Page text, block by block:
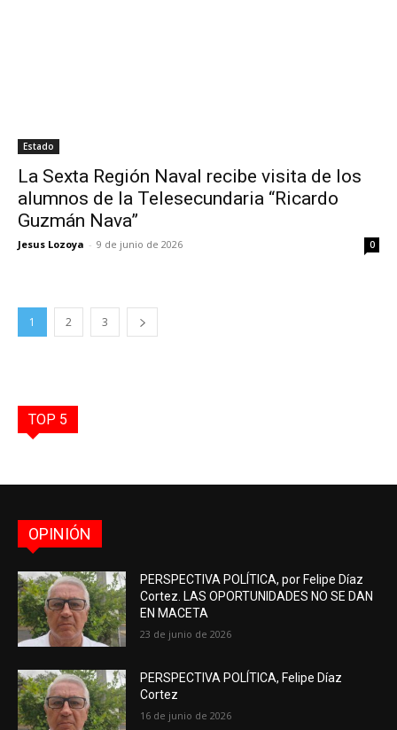
Estado
La Sexta Región Naval recibe visita de los
alumnos de la Telesecundaria “Ricardo
Guzmán Nava”
Jesus Lozoya - 9 de junio de 2026 0
1 2 3
TOP 5
OPINIÓN
PERSPECTIVA POLÍTICA, por Felipe Díaz
Cortez. LAS OPORTUNIDADES NO SE DAN
EN MACETA
23 de junio de 2026
PERSPECTIVA POLÍTICA, Felipe Díaz
Cortez
16 de junio de 2026